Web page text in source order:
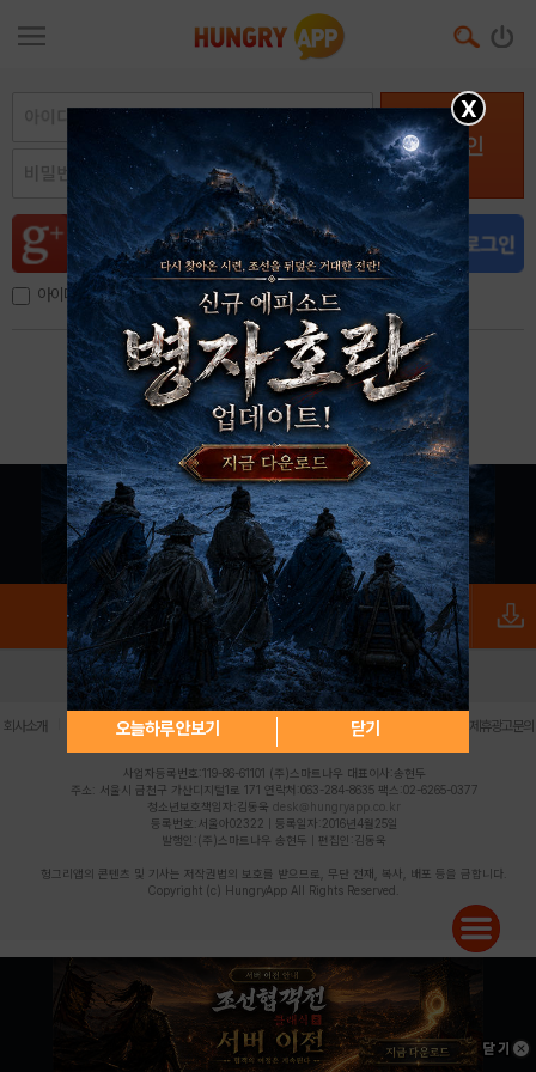
로그인
아이디, 이메일 저장
아이디 / 비밀번호 찾기 회원가입
X
오늘하루 안보기 닫기
로그인 PC버전 전체앱
회사소개 | 개인정보 처리방침 불법촬영물 신고센터 제휴광고문의
사업자등록번호:119-86-61101 (주)스마트나우 대표이사:송현두
주소: 서울시 금천구 가산디지털1로 171 연락처:063-284-8635 팩스:02-6265-0377
청소년보호책임자:김동욱 desk@hungryapp.co.kr
등록번호:서울아02322 | 등록일자:2016년4월25일
발행인:(주)스마트나우 송현두 | 편집인:김동욱
헝그리앱의 콘텐츠 및 기사는 저작권법의 보호를 받으므로, 무단 전재, 복사, 배포 등을 금합니다.
Copyright (c) HungryApp All Rights Reserved.